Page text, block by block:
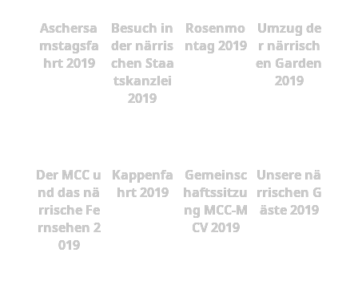
Aschersa
mstagsfa
hrt 2019
Besuch in
der närris
chen Staa
tskanzlei
2019
Rosenmo
ntag 2019
Umzug de
r närrisch
en Garden
2019
Der MCC u
nd das nä
rrische Fe
rnsehen 2
019
Kappenfa
hrt 2019
Gemeinsc
haftssitzu
ng MCC-M
CV 2019
Unsere nä
rrischen G
äste 2019